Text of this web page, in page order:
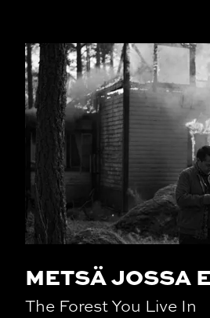
METSÄ JOSSA
The Forest You Live In